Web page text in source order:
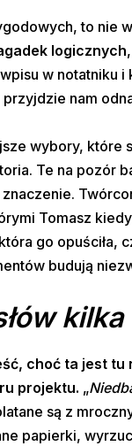
to nie
logicznych
w notatniku
nam
wybory, które
Te na pozór
Tomasz
go
budują
kilka
choć ta jest
projektu. „
są z
papierki,